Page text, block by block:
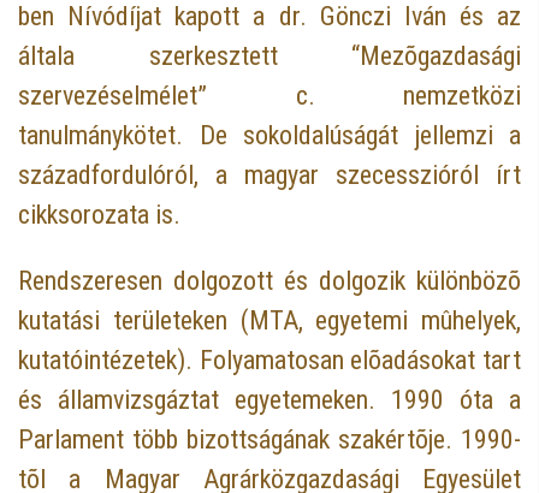
ben Nívódíjat kapott a dr. Gönczi Iván és az
általa szerkesztett “Mezõgazdasági
szervezéselmélet” c. nemzetközi
tanulmánykötet. De sokoldalúságát jellemzi a
századfordulóról, a magyar szecesszióról írt
cikksorozata is.
Rendszeresen dolgozott és dolgozik különbözõ
kutatási területeken (MTA, egyetemi mûhelyek,
kutatóintézetek). Folyamatosan elõadásokat tart
és államvizsgáztat egyetemeken. 1990 óta a
Parlament több bizottságának szakértõje. 1990-
tõl a Magyar Agrárközgazdasági Egyesület